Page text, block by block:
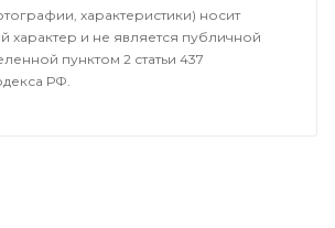
характеристики) носит
характер и не является публичной
пунктом 2 статьи 437
РФ.